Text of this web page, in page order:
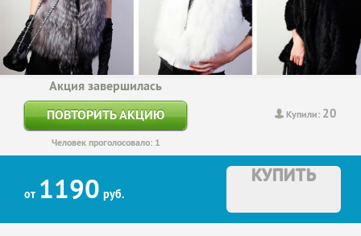
Купили: 20
Акция завершилась
ПОВТОРИТЬ АКЦИЮ
Человек проголосовало: 1
от 1190 руб.
КУПИТЬ